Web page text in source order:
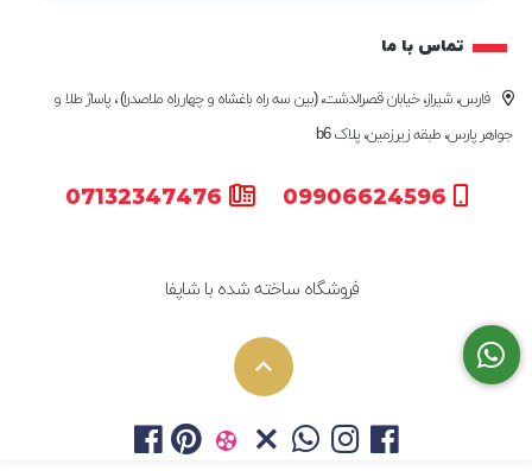
تماس با ما
فارس، شیراز، خیابان قصرالدشت، (بین سه راه باغشاه و چهارراه ملاصدرا) ، پاساژ طلا و
جواهر پارس، طبقه زیرزمین، پلاک b6
فروشگاه ساخته شده با شاپفا